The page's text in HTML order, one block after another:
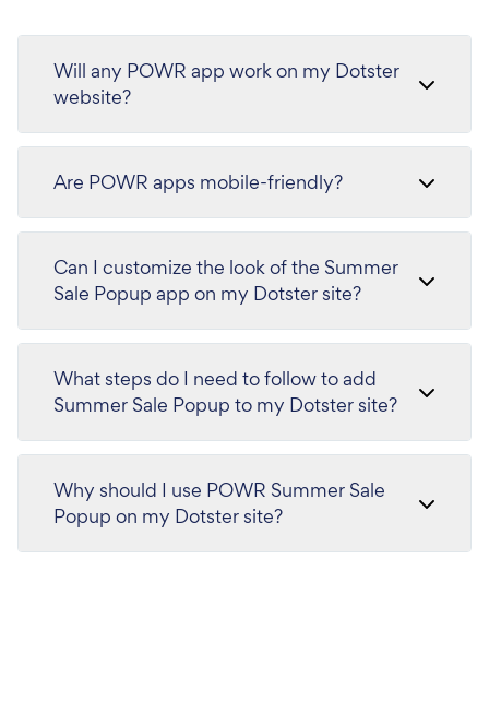
Will any POWR app work on my Dotster
website?
Are POWR apps mobile-friendly?
Can I customize the look of the Summer
Sale Popup app on my Dotster site?
What steps do I need to follow to add
Summer Sale Popup to my Dotster site?
Why should I use POWR Summer Sale
Popup on my Dotster site?